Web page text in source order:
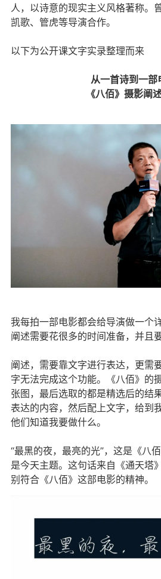
人，以诗意的现实主义风格著称。
凯歌、管虎等导演合作。
以下为公开课文字实录整理而来
从一首诗到一部
《八佰》摄影阐
我每拍一部电影都会给导演做一个
阐述需要花很多的时间准备，并且
阐述，需要靠文字进行表达，更需
字无法完成这个功能。《八佰》的
张图，最后选取的都是精选后的结
表达的内容，然后配上文字，给到
他们知道我要做什么。
“最黑的夜，最亮的光”，这是《八
是今天主题。这句话来自《通天塔
别符合《八佰》这部电影的精神。